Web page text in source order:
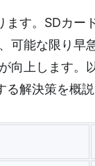
す。SDカー
可能な限り早
向上します。
解決策を概説